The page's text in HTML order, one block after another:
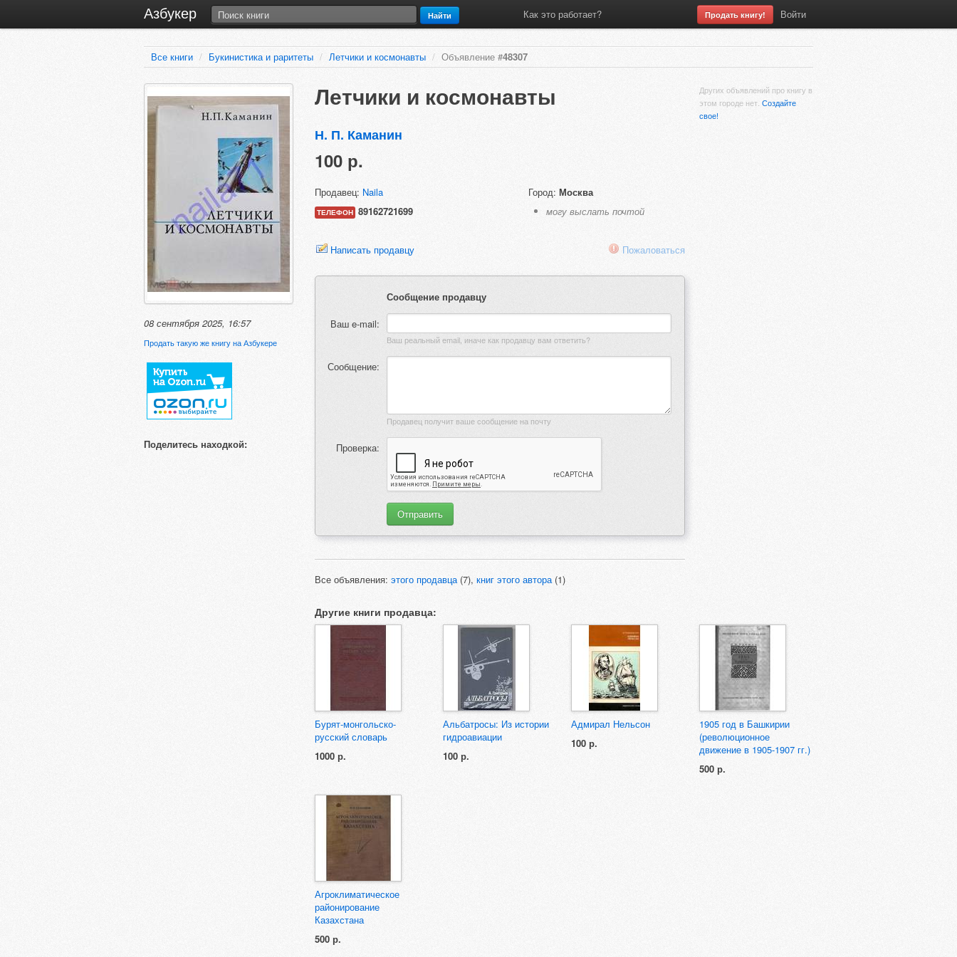
Азбукер Найти Как это работает? Продать книгу! Войти
Все книги / Букинистика и раритеты / Летчики и космонавты / Объявление #48307
08 сентября 2025, 16:57
Продать такую же книгу на Азбукере
Поделитесь находкой:
Летчики и космонавты
Н. П. Каманин
100 р.
Продавец: Naila
ТЕЛЕФОН 89162721699
Город: Москва
могу выслать почтой
Написать продавцу Пожаловаться
Сообщение продавцу
Ваш e-mail:
Ваш реальный email, иначе как продавцу вам ответить?
Сообщение:
Продавец получит ваше сообщение на почту
Проверка:
Все объявления: этого продавца(7), книг этого автора(1)
Других объявлений про книгу в
этом городе нет. Создайте
свое!
Другие книги продавца:
Бурят-монгольско-
русский словарь
1000 р.
Альбатросы: Из истории
гидроавиации
100 р.
Адмирал Нельсон
100 р.
1905 год в Башкирии
(революционное
движение в 1905-1907 гг.)
500 р.
Агроклиматическое
районирование
Казахстана
500 р.